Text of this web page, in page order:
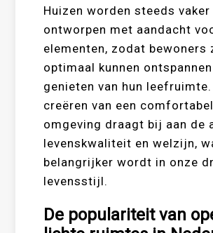
Huizen worden steeds vaker
ontworpen met aandacht
elementen, zodat bewoners
optimaal kunnen ontspannen
genieten van hun
creëren van een
omgeving draagt bij aan de
levenskwaliteit en welzijn,
belangrijker wordt in onze
levensstijl.
De populariteit van